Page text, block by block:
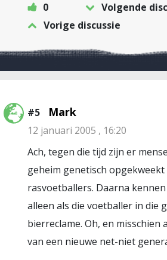
0
Volgende
Vorige discussie
#5 Mark
12 januari 2005 , 16:20
Ach, tegen die tijd zijn er
geheim genetisch
rasvoetballers. Daarna
alleen als die voetballer in die
bierreclame. Oh, en misschien
van een nieuwe net-niet